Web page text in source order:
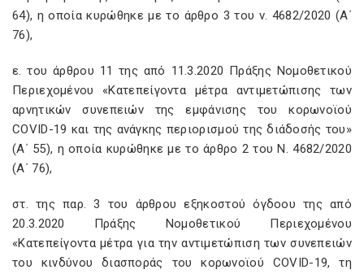
64), η οποία κυρώθηκε με το άρθρο 3 του ν. 4682/2020 (Α΄
76),
ε. του άρθρου 11 της από 11.3.2020 Πράξης Νομοθετικού
Περιεχομένου «Κατεπείγοντα μέτρα αντιμετώπισης των
αρνητικών συνεπειών της εμφάνισης του κορωνοϊού
COVID-19 και της ανάγκης περιορισμού της διάδοσής του»
(Α΄ 55), η οποία κυρώθηκε με το άρθρο 2 του Ν. 4682/2020
(Α΄ 76),
στ. της παρ. 3 του άρθρου εξηκοστού όγδοου της από
20.3.2020 Πράξης Νομοθετικού Περιεχομένου
«Κατεπείγοντα μέτρα για την αντιμετώπιση των συνεπειών
του κινδύνου διασποράς του κορωνοϊού COVID-19, τη